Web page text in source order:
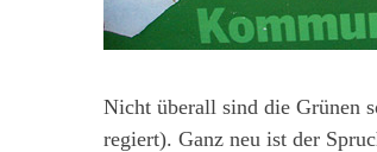
Nicht überall sind die Grünen
regiert). Ganz neu ist der